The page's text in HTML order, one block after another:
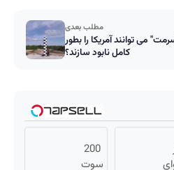
مطلب بعدی
می توانند آمریکا را بطور
کامل نابود سازند؟
200
سوت